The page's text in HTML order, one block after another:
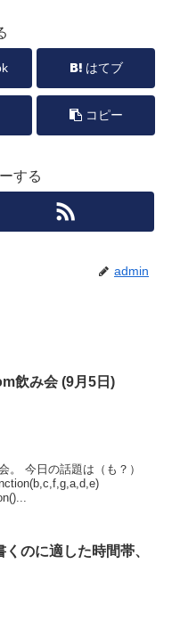
はてブ
コピー
する
admin
飲み会 (9月5日)
？）
くのに適した時間帯、